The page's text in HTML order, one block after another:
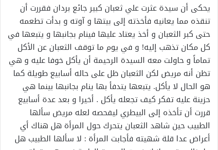
يحكى أن سيدة عثرت علي ثعبان كبير جائع بردان فقررت أن
تنقذه مما يعانيه فأخذته إلى بيتها و آوته و بدأت تطعمه
حتى كبر الثعبان و أخذ يعتاد عليها فينام بجانبها و يتبعها في
كل مكان تذهب إليه! و في يوم ما توقف الثعبان عن الأكل
تماماً و حاولت معه السيدة الرحيمة أن يأكل خوفا عليه و هي
تظن أنه مريض لكن الثعبان ظل على حاله أسابيع طويلة كما
هو الحال لا يأكل. يتبعها يتدفأ بها ينام بجانبها بينما هي
حزينة عليه تفكر كيف تجعله يأكل . أخيرا و بعد عدة أسابيع
قررت أن تأخذه إلى البيطري ليفحصه لعله مريض سألها
الطبيب حين شاهد الثعبان يتحرك حول المرأة هل هناك أي
أعراض عدا قلة شهيته فأجابت المرأة : لا سألها الطبيب هل